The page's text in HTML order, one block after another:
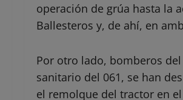
operación de grúa hasta la
Ballesteros y, de ahí, en
Por otro lado, bomberos
sanitario del 061, se han
el remolque del tractor en